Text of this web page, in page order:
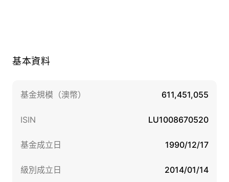
基本資料
基金規模（澳幣） 611,451,055
ISIN LU1008670520
基金成立日 1990/12/17
級別成立日 2014/01/14